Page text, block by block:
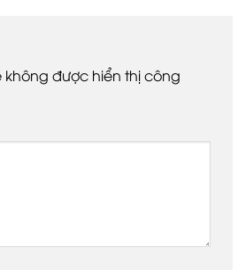
không được hiển thị công